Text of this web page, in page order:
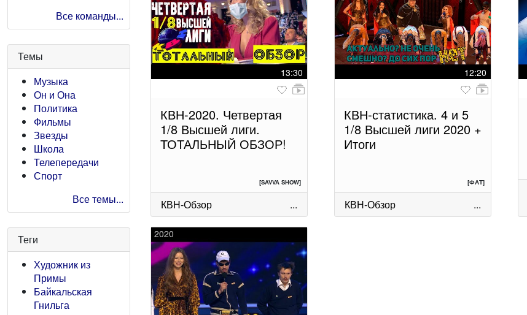
Все команды...
Темы
Музыка
Он и Она
Политика
Фильмы
Звезды
Школа
Телепередачи
Спорт
Все темы...
Теги
Художник из
Примы
Байкальская
Гнильга
13:30
КВН-2020. Четвертая
1/8 Высшей лиги.
ТОТАЛЬНЫЙ ОБЗОР!
[SAVVA SHOW]
КВН-Обзор ...
12:20
КВН-статистика. 4 и 5
1/8 Высшей лиги 2020 +
Итоги
[ФАТ]
КВН-Обзор ...
2020